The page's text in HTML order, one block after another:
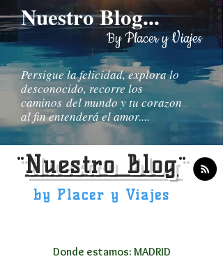
Nuestro Blog...
By Placer y Viajes
Persigue la felicidad, explora lo
desconocido, recorre los
caminos del mundo y tu corazon
al fin entenderá el amor....
¨Nuestro Blog¨
by Placer y Viajes
Donde estamos: MADRID